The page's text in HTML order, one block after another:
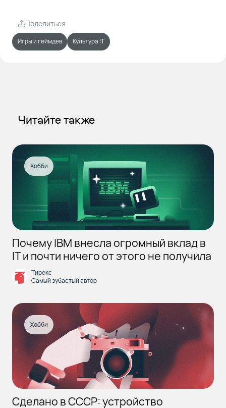
Поделиться
Игры и геймдев Культура IT
Читайте также
Хобби
Почему IBM внесла огромный вклад в
IT и почти ничего от этого не получила
Тирекс
Самый зубастый автор
Хобби
Сделано в СССР: устройство